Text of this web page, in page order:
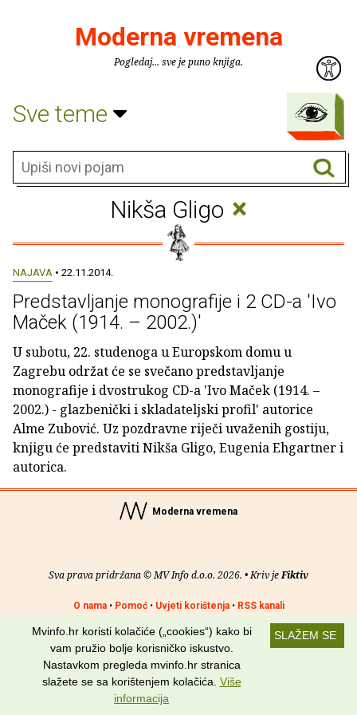
Moderna vremena
Pogledaj... sve je puno knjiga.
Sve teme
Nikša Gligo ×
NAJAVA • 22.11.2014.
Predstavljanje monografije i 2 CD-a 'Ivo
Maček (1914. – 2002.)'
U subotu, 22. studenoga u Europskom domu u
Zagrebu održat će se svečano predstavljanje
monografije i dvostrukog CD-a 'Ivo Maček (1914. –
2002.) - glazbenički i skladateljski profil' autorice
Alme Zubović. Uz pozdravne riječi uvaženih gostiju,
knjigu će predstaviti Nikša Gligo, Eugenia Ehgartner i
autorica.
Moderna vremena
Sva prava pridržana © MV Info d.o.o. 2026. • Kriv jeFiktiv
O nama• Pomoć• Uvjeti korištenja• RSS kanali
Potraži nas na: SLAŽEM SE
Mvinfo.hr koristi kolačiće („cookies“) kako bi
vam pružio bolje korisničko iskustvo.
Nastavkom pregleda mvinfo.hr stranica
slažete se sa korištenjem kolačića. Više
informacija